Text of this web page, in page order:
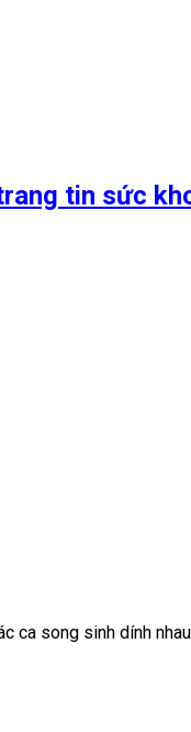
tin sức
ca song sinh dính nhau